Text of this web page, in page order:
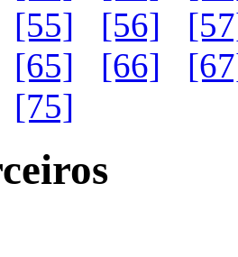
[55] [56]
[65] [66]
[75]